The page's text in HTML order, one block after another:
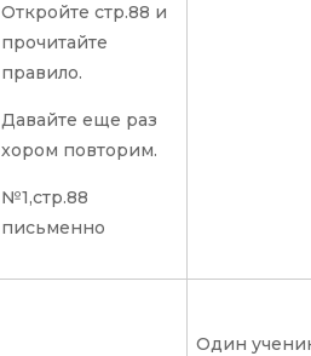
Откройте стр.88 и
прочитайте
правило.
Давайте еще раз
хором повторим.
№1,стр.88
письменно
Один